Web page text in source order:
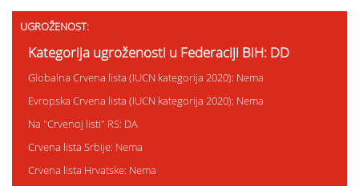
UGROŽENOST:
Kategorija ugroženosti u Federaciji BiH: DD
Globalna Crvena lista (IUCN kategorija 2020): Nema
Evropska Crvena lista (IUCN kategorija 2020): Nema
Na "Crvenoj listi" RS: DA
Crvena lista Srbije: Nema
Crvena lista Hrvatske: Nema